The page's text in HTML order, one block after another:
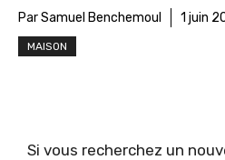
Par Samuel Benchemoul 1 juin
MAISON
Si vous recherchez un